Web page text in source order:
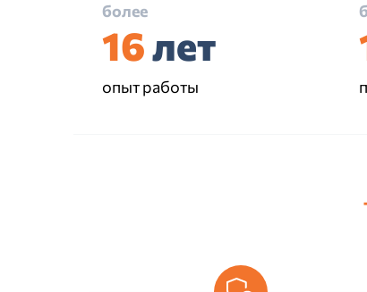
более
16лет
опыт работы